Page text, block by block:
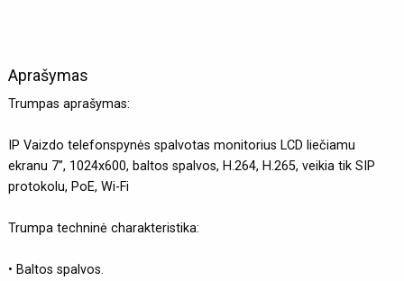
Aprašymas
Trumpas aprašymas:
IP Vaizdo telefonspynės spalvotas monitorius LCD liečiamu
ekranu 7”, 1024x600, baltos spalvos, H.264, H.265, veikia tik SIP
protokolu, PoE, Wi-Fi
Trumpa techninė charakteristika:
• Baltos spalvos.